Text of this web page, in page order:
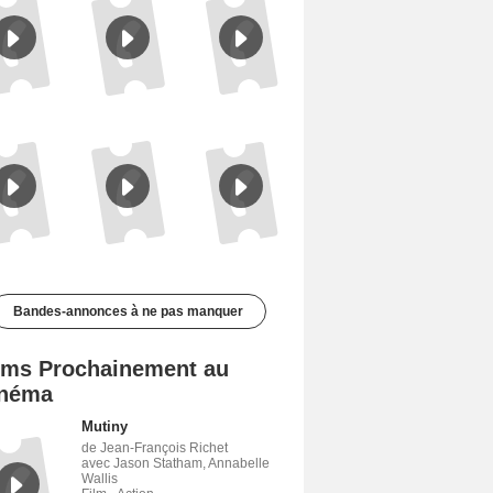
Bandes-annonces à ne pas manquer
Prochainement au
Mutiny
de Jean-François Richet
avec Jason Statham, Annabelle
Wallis